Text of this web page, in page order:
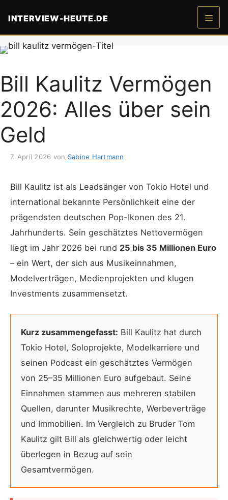
Inhalt
INTERVIEW-HEUTE.DE
Menü
Bill Kaulitz Vermögen
2026: Alles über sein
Geld
7. April 2026 von Sabine Hartmann
Bill Kaulitz ist als Leadsänger von Tokio Hotel und
international bekannte Persönlichkeit eine der
prägendsten deutschen Pop-Ikonen des 21.
Jahrhunderts. Sein geschätztes Nettovermögen
liegt im Jahr 2026 bei rund 25 bis 35 Millionen Euro
– ein Wert, der sich aus Musikeinnahmen,
Modelverträgen, Medienprojekten und klugen
Investments zusammensetzt.
Kurz zusammengefasst: Bill Kaulitz hat durch
Tokio Hotel, Soloprojekte, Modelkarriere und
seinen Podcast ein geschätztes Vermögen
von 25–35 Millionen Euro aufgebaut. Seine
Einnahmen stammen aus mehreren stabilen
Quellen, darunter Musikrechte, Werbeverträge
und Immobilien. Im Vergleich zu Bruder Tom
Kaulitz gilt Bill als gleichwertig oder leicht
überlegen in Bezug auf sein
Gesamtvermögen.